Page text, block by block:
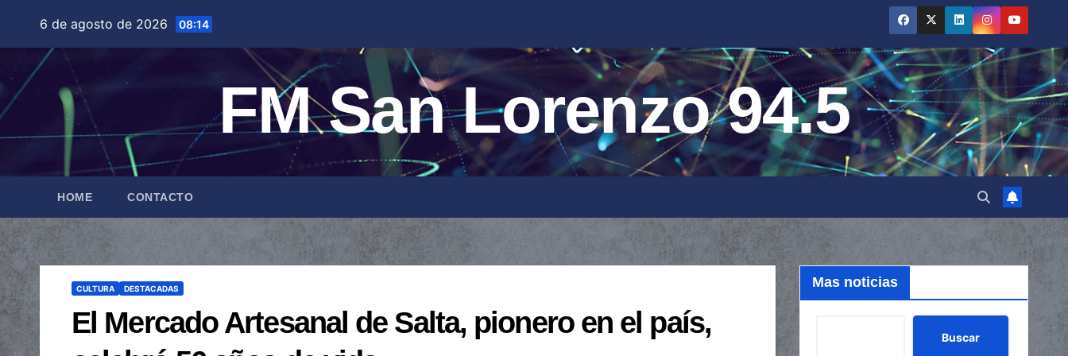
contenido
6 de agosto de 2026 08:14
FM San Lorenzo 94.5
HOME CONTACTO
CULTURA DESTACADAS
El Mercado Artesanal de Salta, pionero en el país,
Mas noticias
Buscar